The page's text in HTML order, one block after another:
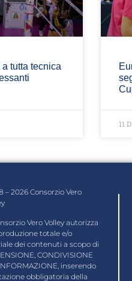
tutta tecnica
11
– 2026 Consorzio Vero
Vero Volley autorizza
totale e/o
dei contenuti a scopo di
CONDIVISIONE
inserendo
obbligatoria della